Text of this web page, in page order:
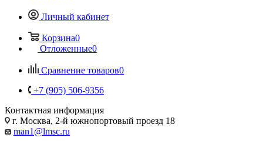
Личный кабинет
Корзина0
Отложенные0
Сравнение товаров0
+7 (905) 506-9356
Контактная информация
г. Москва, 2-й южнопортовый проезд 18
man1@lmsc.ru